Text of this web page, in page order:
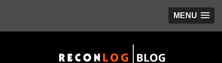
MENU